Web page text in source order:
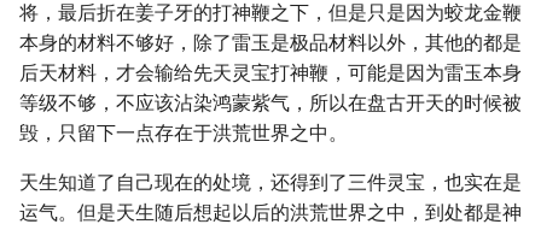
将，最后折在姜子牙的打神鞭之下，但是只是因为蛟龙金鞭
本身的材料不够好，除了雷玉是极品材料以外，其他的都是
后天材料，才会输给先天灵宝打神鞭，可能是因为雷玉本身
等级不够，不应该沾染鸿蒙紫气，所以在盘古开天的时候被
毁，只留下一点存在于洪荒世界之中。
天生知道了自己现在的处境，还得到了三件灵宝，也实在是
运气。但是天生随后想起以后的洪荒世界之中，到处都是神